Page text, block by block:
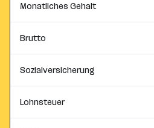
Monatliches Gehalt
Brutto
Sozialversicherung
Lohnsteuer